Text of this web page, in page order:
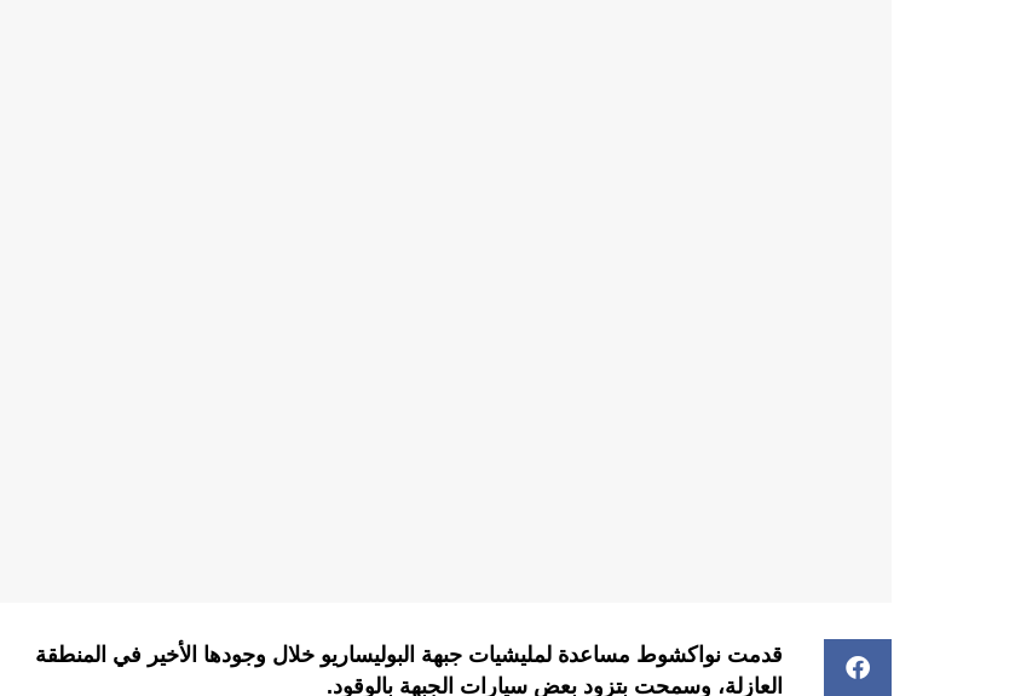
قدمت نواكشوط مساعدة لمليشيات جبهة البوليساريو خلال وجودها الأخير في المنطقة
العازلة، وسمحت بتزود بعض سيارات الجبهة بالوقود.